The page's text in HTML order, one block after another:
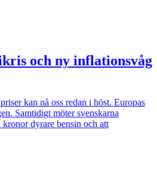
och ny inflationsvåg
kan nå oss redan i höst. Europas
Samtidigt möter svenskarna
dyrare bensin och att